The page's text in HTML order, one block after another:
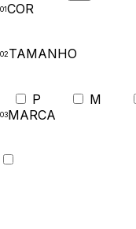
COR
TAMANHO
P M
MARCA